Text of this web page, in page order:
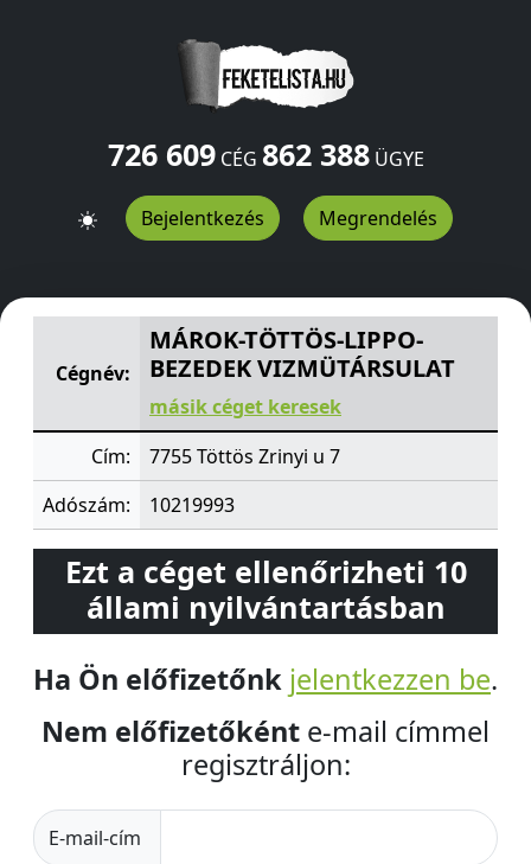
726 609CÉG 862 388ÜGYE
Bejelentkezés Megrendelés
MÁROK-TÖTTÖS-LIPPO-BEZEDEK VIZMÜTÁRSULAT
Cégnév:
MÁROK-TÖTTÖS-LIPPO-
BEZEDEK VIZMÜTÁRSULAT
másik céget keresek
Cím:
7755 Töttös Zrinyi u 7
Adószám:
10219993
Ezt a céget ellenőrizheti 10
állami nyilvántartásban
Ha Ön előfizetőnk jelentkezzen be.
Nem előfizetőként e-mail címmel
regisztráljon:
E-mail-cím